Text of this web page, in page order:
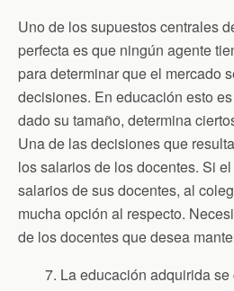
Uno de los supuestos centrales
perfecta es que ningún agente
para determinar que el mercado
decisiones. En educación esto
dado su tamaño, determina
Una de las decisiones que
los salarios de los docentes. Si
salarios de sus docentes, al
mucha opción al respecto.
de los docentes que desea
7. La educación adquirida